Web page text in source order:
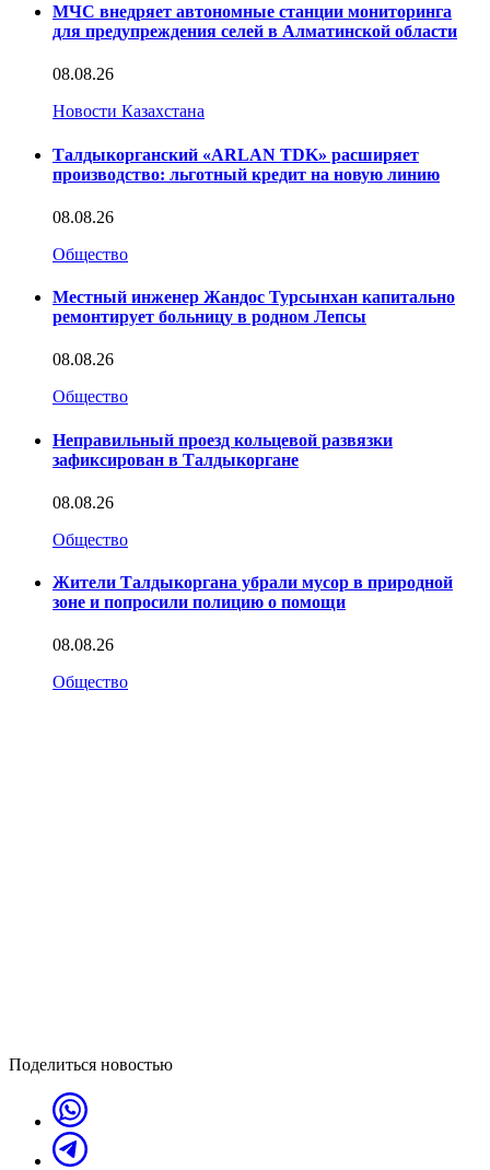
МЧС внедряет автономные станции мониторинга
для предупреждения селей в Алматинской области
08.08.26
Новости Казахстана
Талдыкорганский «ARLAN TDK» расширяет
производство: льготный кредит на новую линию
08.08.26
Общество
Местный инженер Жандос Турсынхан капитально
ремонтирует больницу в родном Лепсы
08.08.26
Общество
Неправильный проезд кольцевой развязки
зафиксирован в Талдыкоргане
08.08.26
Общество
Жители Талдыкоргана убрали мусор в природной
зоне и попросили полицию о помощи
08.08.26
Общество
Поделиться новостью